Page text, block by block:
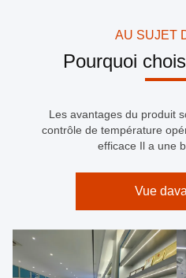
AU SUJET
Pourquoi
Les avantages du produit
contrôle de température
efficace Il a une
Vue